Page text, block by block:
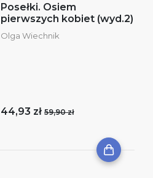
Posełki. Osiem
pierwszych kobiet (wyd.2)
Olga Wiechnik
44,93 zł 59,90 zł